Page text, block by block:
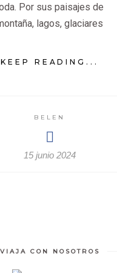
Por sus paisajes de
lagos, glaciares
KEEP READING...
BELEN
15 junio 2024
VIAJA CON NOSOTROS